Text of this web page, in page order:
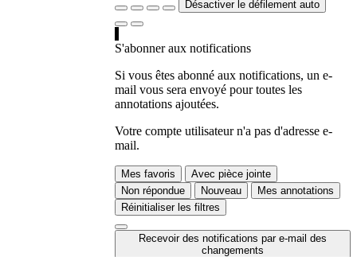
Désactiver le défilement auto
S'abonner aux notifications
Si vous êtes abonné aux notifications, un e-
mail vous sera envoyé pour toutes les
annotations ajoutées.
Votre compte utilisateur n'a pas d'adresse e-
mail.
Mes favoris
Avec pièce jointe
Non répondue
Nouveau
Mes annotations
Réinitialiser les filtres
Recevoir des notifications par e-mail des
changements